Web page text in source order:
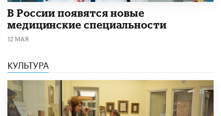
В России появятся новые
медицинские специальности
12 МАЯ
КУЛЬТУРА